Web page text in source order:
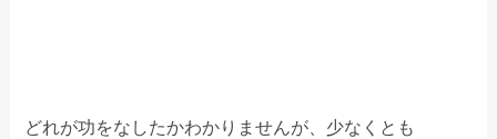
どれが功をなしたかわかりませんが、少なくとも